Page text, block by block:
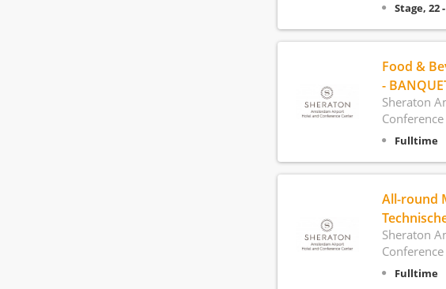
Stage, 22
Food &
-
Sheraton
Fulltime
All-round
Sheraton
Fulltime